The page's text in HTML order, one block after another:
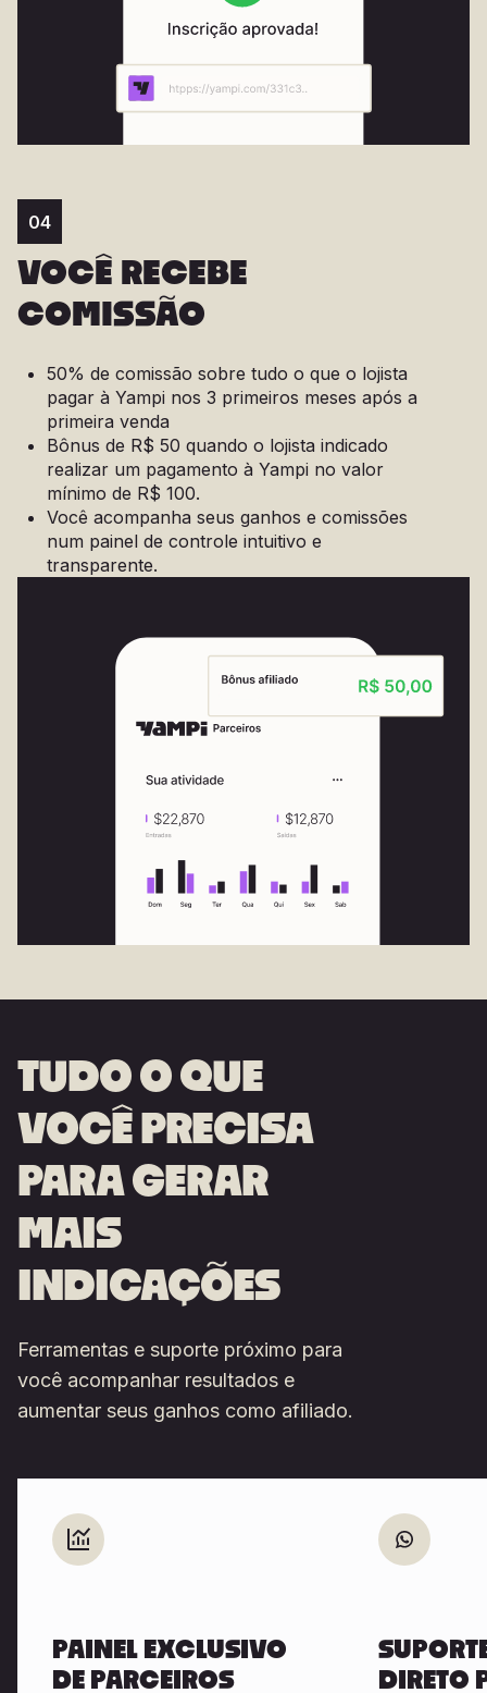
04
VOCÊ RECEBE
COMISSÃO
50% de comissão sobre tudo o que o lojista
pagar à Yampi nos 3 primeiros meses após a
primeira venda
Bônus de R$ 50 quando o lojista indicado
realizar um pagamento à Yampi no valor
mínimo de R$ 100.
Você acompanha seus ganhos e comissões
num painel de controle intuitivo e
transparente.
TUDO O QUE
VOCÊ PRECISA
PARA GERAR
MAIS
INDICAÇÕES
Ferramentas e suporte próximo para
você acompanhar resultados e
aumentar seus ganhos como afiliado.
PAINEL EXCLUSIVO
DE PARCEIROS
DIRETO